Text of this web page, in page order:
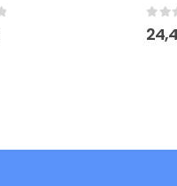
0out